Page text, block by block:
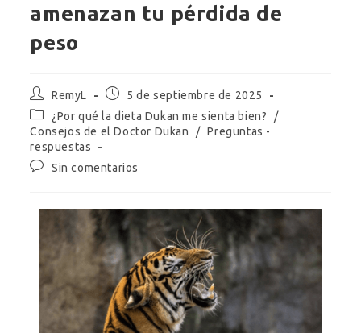
amenazan tu pérdida de
peso
Autor
de
la
entrada:
RemyL
Publicación
la
entrada:
5 de septiembre de 2025
Categoría
de
la
entrada:
¿Por qué la dieta Dukan me sienta bien?
/
Consejos de el Doctor Dukan
/ Preguntas -
respuestas
Comentarios
entrada:
Sin comentarios